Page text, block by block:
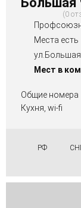
0
Места есть
Мест в
Общие номера
Кухня, wi-fi
РФ